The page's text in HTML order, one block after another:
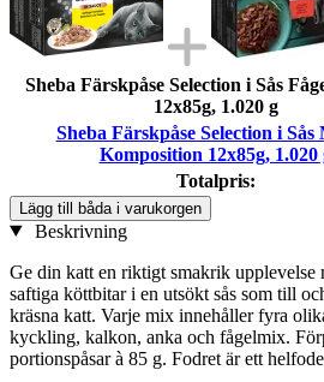
Sheba Färskpåse Selection i Sås
12x85g, 1.020 g
Sheba Färskpåse Selection i Sås
Komposition 12x85g, 1.020
Totalpris:
Lägg till båda i varukorgen
Beskrivning
Ge din katt en riktigt smakrik upplevelse
saftiga köttbitar i en utsökt sås som till
kräsna katt. Varje mix innehåller fyra
kyckling, kalkon, anka och fågelmix.
portionspåsar à 85 g. Fodret är ett